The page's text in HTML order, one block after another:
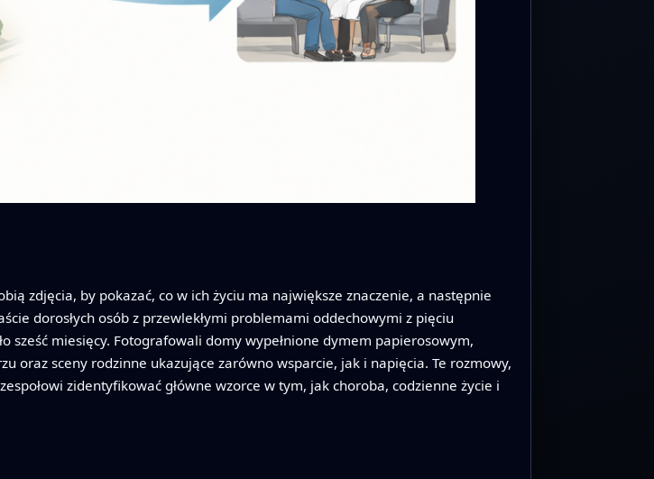
zdjęcia, by pokazać, co w ich życiu ma największe znaczenie, a następnie
dorosłych osób z przewlekłymi problemami oddechowymi z pięciu
sześć miesięcy. Fotografowali domy wypełnione dymem papierosowym,
oraz sceny rodzinne ukazujące zarówno wsparcie, jak i napięcia. Te rozmowy,
zidentyfikować główne wzorce w tym, jak choroba, codzienne życie i